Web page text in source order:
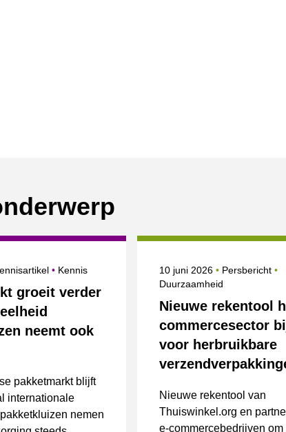
groeit verder
neemt ook
Onderwerpen
Kennis
pakketmarkt blijft
internationale
nemen
Nieuwe rekentool
commercesector
voor herbruikbare
Gepubliceerd op
10 juni 2026 Categorie
Persbericht
Duurzaamheid
Nieuwe rekentool van
Thuiswinkel.org en
e-commercebedrijven om